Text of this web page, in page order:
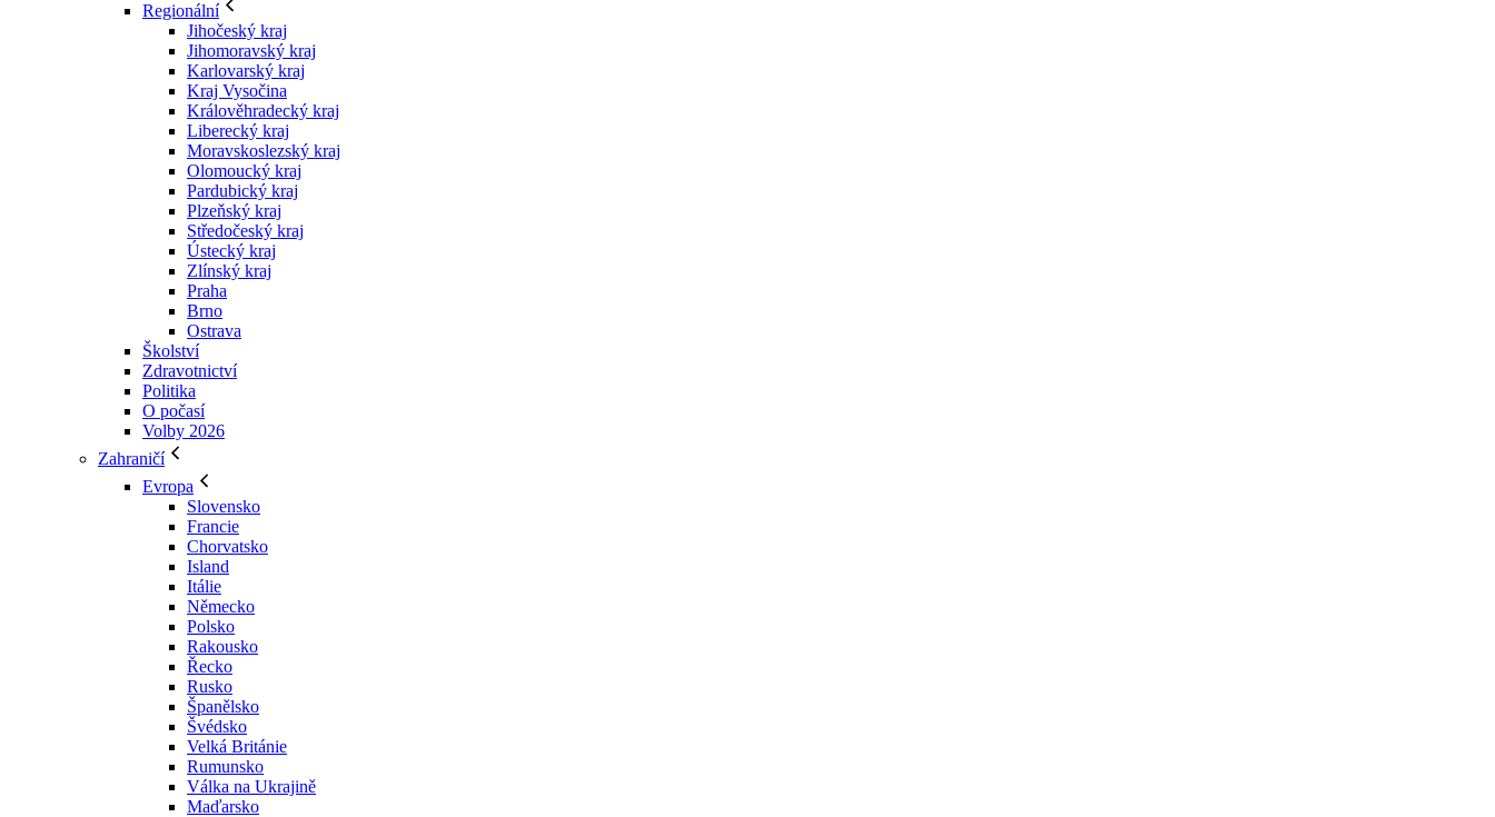
Regionální
Jihočeský kraj
Jihomoravský kraj
Karlovarský kraj
Kraj Vysočina
Králověhradecký kraj
Liberecký kraj
Moravskoslezský kraj
Olomoucký kraj
Pardubický kraj
Plzeňský kraj
Středočeský kraj
Ústecký kraj
Zlínský kraj
Praha
Brno
Ostrava
Školství
Zdravotnictví
Politika
O počasí
Volby 2026
Zahraničí
Evropa
Slovensko
Francie
Chorvatsko
Island
Itálie
Německo
Polsko
Rakousko
Řecko
Rusko
Španělsko
Švédsko
Velká Británie
Rumunsko
Válka na Ukrajině
Maďarsko